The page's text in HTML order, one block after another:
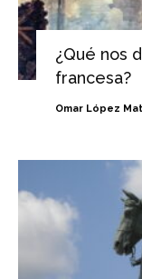
¿Qué nos
francesa?
Omar López